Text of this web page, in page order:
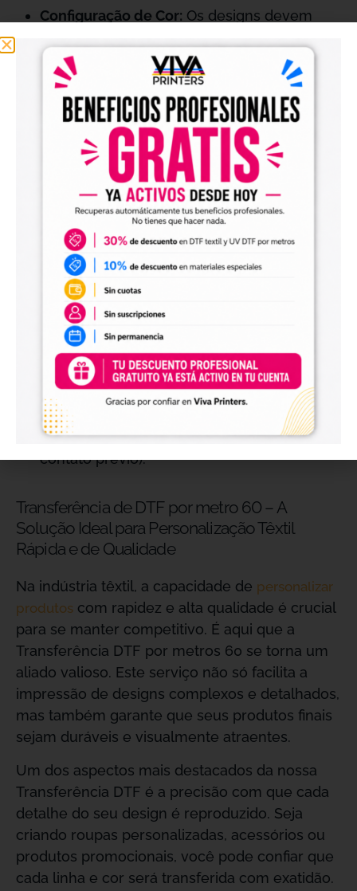
Configuração de Cor: Os designs devem
reprodução correta das cores.
Detalhes Finos:
Evite linhas finas com
menos de 8 pixels para garantir uma fixação
adequada.
4. Rapidez na Entrega:Dispomos de 4
máquinas de grande formato DTF e UV DTF, o
que nos permite processar e enviar pedidos de
até 30 metros no mesmo dia, se recebidos
antes das 12:00.
5. Opções de Envio:
Envio Prioritário:
meu pedido”, você pode garantir que seu
pedido saia no mesmo dia em que é feito.
Prazos de Entrega Flexíveis:Oferecemos
envio em 24 e 72 horas, além de entregas
diretas no mesmo dia e aos sábados (com
contato prévio).
Transferência de DTF por metro 60 – A
Solução Ideal para Personalização Têxtil
Rápida e de Qualidade
Na indústria têxtil, a capacidade de personalizar
produtos com rapidez e alta qualidade é crucial
para se manter competitivo. É aqui que a
Transferência DTF por metros 60 se torna um
aliado valioso. Este serviço não só facilita a
impressão de designs complexos e detalhados,
mas também garante que seus produtos finais
sejam duráveis e visualmente atraentes.
Um dos aspectos mais destacados da nossa
Transferência DTF é a precisão com que cada
detalhe do seu design é reproduzido. Seja
criando roupas personalizadas, acessórios ou
produtos promocionais, você pode confiar que
cada linha e cor será transferida com exatidão.